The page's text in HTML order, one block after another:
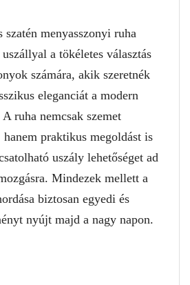
szatén menyasszonyi ruha
a tökéletes választás
számára, akik szeretnék
eleganciát a modern
ruha nemcsak szemet
praktikus megoldást is
uszály lehetőséget ad
Mindezek mellett a
biztosan egyedi és
nyújt majd a nagy napon.